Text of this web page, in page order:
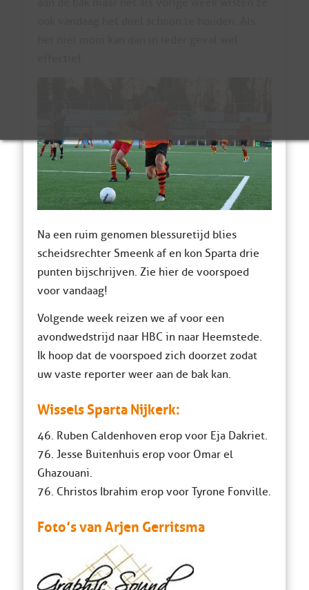
Na een ruim genomen blessuretijd blies
scheidsrechter Smeenk af en kon Sparta drie
punten bijschrijven. Zie hier de voorspoed
voor vandaag!
Volgende week reizen we af voor een
avondwedstrijd naar HBC in naar Heemstede.
Ik hoop dat de voorspoed zich doorzet zodat
uw vaste reporter weer aan de bak kan.
Wissels Sparta Nijkerk:
46. Ruben Caldenhoven erop voor Eja Dakriet.
76. Jesse Buitenhuis erop voor Omar el
Ghazouani.
76. Christos Ibrahim erop voor Tyrone Fonville.
Foto’s van Arjen Gerritsma